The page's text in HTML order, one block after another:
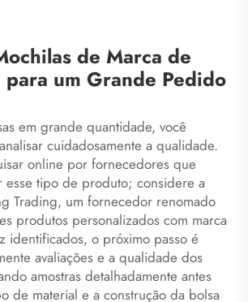
de Marca de
um Grande Pedido
em grande quantidade, você
cuidadosamente a qualidade.
online por fornecedores que
esse tipo de produto; considere a
Trading, um fornecedor renomado
produtos personalizados com marca
identificados, o próximo passo é
avaliações e a qualidade dos
amostras detalhadamente antes
de material e a construção da bolsa